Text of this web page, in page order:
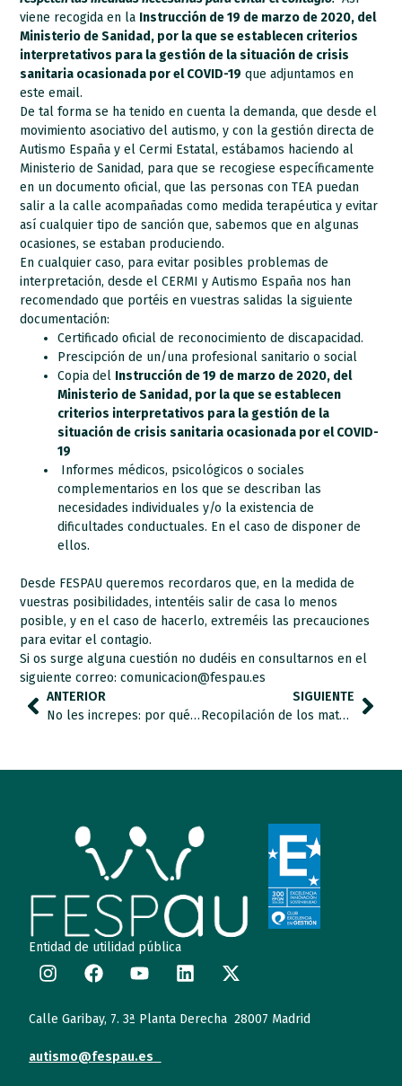
viene recogida en la Instrucción de 19 de marzo de 2020, del
Ministerio de Sanidad, por la que se establecen criterios
interpretativos para la gestión de la situación de crisis
sanitaria ocasionada por el COVID-19 que adjuntamos en
este email.
De tal forma se ha tenido en cuenta la demanda, que desde el
movimiento asociativo del autismo, y con la gestión directa de
Autismo España y el Cermi Estatal, estábamos haciendo al
Ministerio de Sanidad, para que se recogiese específicamente
en un documento oficial, que las personas con TEA puedan
salir a la calle acompañadas como medida terapéutica y evitar
así cualquier tipo de sanción que, sabemos que en algunas
ocasiones, se estaban produciendo.
En cualquier caso, para evitar posibles problemas de
interpretación, desde el CERMI y Autismo España nos han
recomendado que portéis en vuestras salidas la siguiente
documentación:
Certificado oficial de reconocimiento de discapacidad.
Prescipción de un/una profesional sanitario o social
Copia del Instrucción de 19 de marzo de 2020, del
Ministerio de Sanidad, por la que se establecen
criterios interpretativos para la gestión de la
situación de crisis sanitaria ocasionada por el COVID-
19
Informes médicos, psicológicos o sociales
complementarios en los que se describan las
necesidades individuales y/o la existencia de
dificultades conductuales. En el caso de disponer de
ellos.
Desde FESPAU queremos recordaros que, en la medida de
vuestras posibilidades, intentéis salir de casa lo menos
posible, y en el caso de hacerlo, extreméis las precauciones
para evitar el contagio.
Si os surge alguna cuestión no dudéis en consultarnos en el
siguiente correo: comunicacion@fespau.es
ANTERIOR
No les increpes: por qué salir a la calle no es un capricho para las personas con diversidad funcional
SIGUIENTE
Recopilación de los materiales más útiles de la red durante el confinamiento
Entidad de utilidad pública
Calle Garibay, 7. 3ª Planta Derecha 28007 Madrid
autismo@fespau.es